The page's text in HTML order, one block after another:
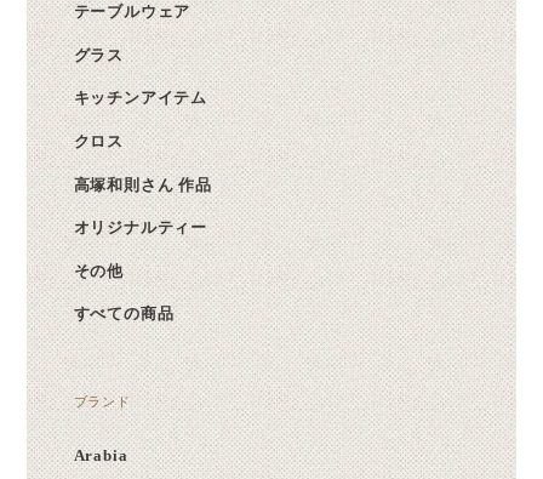
テーブルウェア
グラス
キッチンアイテム
クロス
高塚和則さん 作品
オリジナルティー
その他
すべての商品
ブランド
Arabia